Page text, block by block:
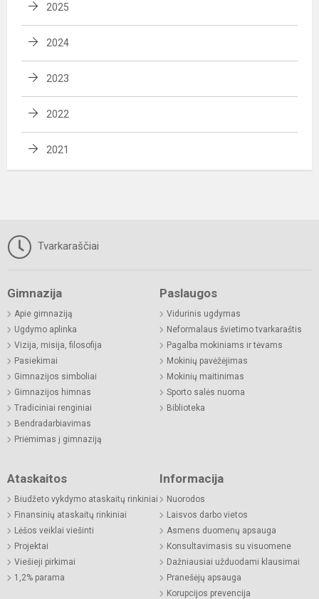
2025
2024
2023
2022
2021
Tvarkaraščiai
Gimnazija
Apie gimnaziją
Ugdymo aplinka
Vizija, misija, filosofija
Pasiekimai
Gimnazijos simboliai
Gimnazijos himnas
Tradiciniai renginiai
Bendradarbiavimas
Priėmimas į gimnaziją
Paslaugos
Vidurinis ugdymas
Neformalaus švietimo tvarkaraštis
Pagalba mokiniams ir tėvams
Mokinių pavėžėjimas
Mokinių maitinimas
Sporto salės nuoma
Biblioteka
Ataskaitos
Biudžeto vykdymo ataskaitų rinkiniai
Finansinių ataskaitų rinkiniai
Lėšos veiklai viešinti
Projektai
Viešieji pirkimai
1,2% parama
Informacija
Nuorodos
Laisvos darbo vietos
Asmens duomenų apsauga
Konsultavimasis su visuomene
Dažniausiai užduodami klausimai
Pranešėjų apsauga
Korupcijos prevencija